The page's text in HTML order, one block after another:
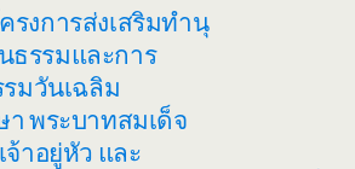
รงการส่งเสริมทำนุ
รรมและการ
มวันเฉลิม
พระบาทสมเด็จ
จ้าอยู่หัว และ